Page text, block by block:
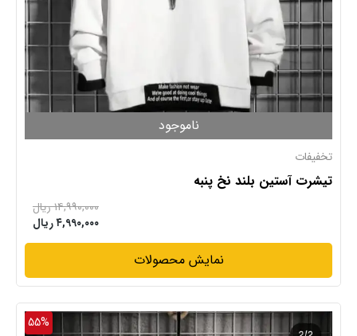
ناموجود
تخفیفات
تیشرت آستین بلند نخ پنبه
۱۴,۹۹۰,۰۰۰ ریال
۴,۹۹۰,۰۰۰ ریال
نمایش محصولات
55%